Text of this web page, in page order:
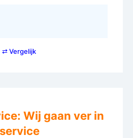
⇄ Vergelijk
Wij gaan ver in
service